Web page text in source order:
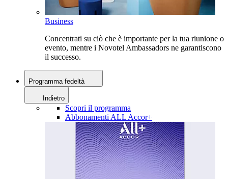
Business
Concentrati su ciò che è importante per la tua riunione o
evento, mentre i Novotel Ambassadors ne garantiscono
il successo.
Programma fedeltà
Indietro
Scopri il programma
Abbonamenti ALL Accor+